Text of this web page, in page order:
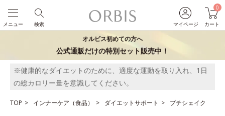
マイページ
0
カート
検索
メニュー
オルビス初めての方へ
公式通販だけの特別セット販売中！
※健康的なダイエットのために、適度な運動を取り入れ、1日
の総カロリー量を意識してください。
TOP インナーケア（食品） ダイエットサポート プチシェイク